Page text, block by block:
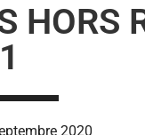
HORS
2020